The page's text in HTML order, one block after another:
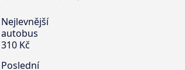
Nejlevnější
autobus
310 Kč
Poslední